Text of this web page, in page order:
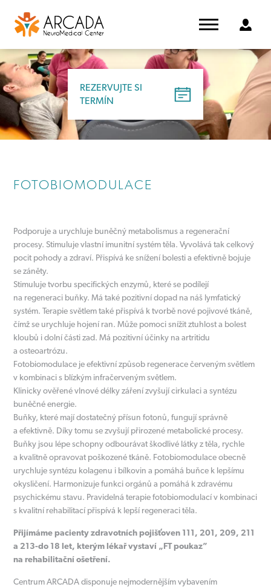
REZERVUJTE SI
TERMÍN
FOTOBIOMODULACE
Podporuje a urychluje buněčný metabolismus a regenerační
procesy. Stimuluje vlastní imunitní systém těla. Vyvolává tak celkový
pocit pohody a zdraví. Přispívá ke snížení bolesti a efektivně bojuje
se záněty.
Stimuluje tvorbu specifických enzymů, které se podílejí
na regeneraci buňky. Má také pozitivní dopad na náš lymfatický
systém. Terapie světlem také přispívá k tvorbě nové pojivové tkáně,
čímž se urychluje hojení ran. Může pomoci snížit ztuhlost a bolest
kloubů i dolní části zad. Má pozitivní účinky na artritidu
a osteoartrózu.
Fotobiomodulace je efektivní způsob regenerace červeným světlem
v kombinaci s blízkým infračerveným světlem.
Klinicky ověřené vlnové délky záření zvyšují cirkulaci a syntézu
buněčné energie.
Buňky, které mají dostatečný přísun fotonů, fungují správně
a efektivně. Díky tomu se zvyšují přirozené metabolické procesy.
Buňky jsou lépe schopny odbourávat škodlivé látky z těla, rychle
a kvalitně opravovat poškozené tkáně. Fotobiomodulace obecně
urychluje syntézu kolagenu i bílkovin a pomáhá buňce k lepšímu
okysličení. Harmonizuje funkci orgánů a pomáhá k zdravému
psychickému stavu. Pravidelná terapie fotobiomodulací v kombinaci
s kvalitní rehabilitací přispívá k lepší regeneraci těla.
Přijímáme pacienty zdravotních pojišťoven 111, 201, 209, 211
a 213-do 18 let, kterým lékař vystaví „FT poukaz”
na rehabilitační ošetření.
Centrum ARCADA disponuje nejmodernějším vybavením